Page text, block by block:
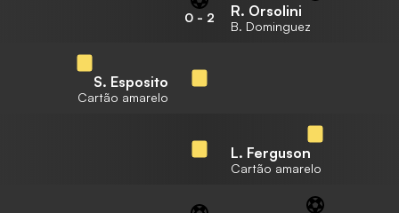
0 - 2 R. Orsolini
B. Dominguez
S. Esposito
Cartão amarelo
L. Ferguson
Cartão amarelo